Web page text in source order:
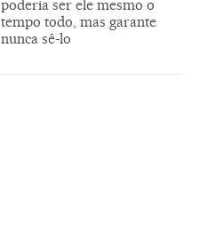
poderia ser ele mesmo o
tempo todo, mas garante
nunca sê-lo